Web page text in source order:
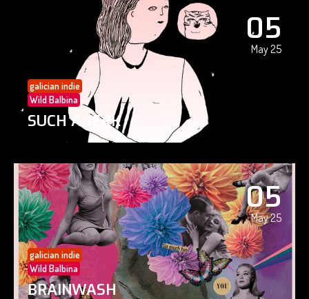
05
May 25
galician indie
Wild Balbina
SUCH A JERK
05
May 25
galician indie
Wild Balbina
BRAINWASH